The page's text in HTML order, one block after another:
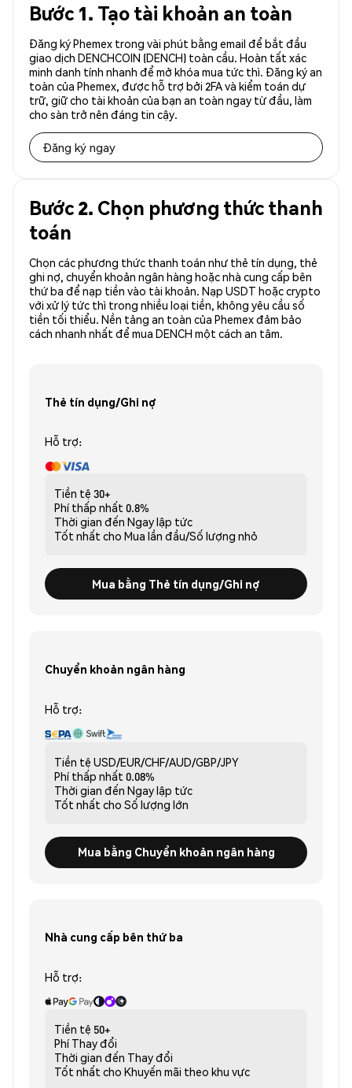
Bước 1. Tạo tài khoản an toàn
Đăng ký Phemex trong vài phút bằng email để bắt đầu
giao dịch DENCHCOIN (DENCH) toàn cầu. Hoàn tất xác
minh danh tính nhanh để mở khóa mua tức thì. Đăng ký an
toàn của Phemex, được hỗ trợ bởi 2FA và kiểm toán dự
trữ, giữ cho tài khoản của bạn an toàn ngay từ đầu, làm
cho sàn trở nên đáng tin cậy.
Đăng ký ngay
Bước 2. Chọn phương thức thanh
toán
Chọn các phương thức thanh toán như thẻ tín dụng, thẻ
ghi nợ, chuyển khoản ngân hàng hoặc nhà cung cấp bên
thứ ba để nạp tiền vào tài khoản. Nạp USDT hoặc crypto
với xử lý tức thì trong nhiều loại tiền, không yêu cầu số
tiền tối thiểu. Nền tảng an toàn của Phemex đảm bảo
cách nhanh nhất để mua DENCH một cách an tâm.
Thẻ tín dụng/Ghi nợ
Hỗ trợ:
Tiền tệ 30+
Phí thấp nhất 0.8%
Thời gian đến Ngay lập tức
Tốt nhất cho Mua lần đầu/Số lượng nhỏ
Mua bằng Thẻ tín dụng/Ghi nợ
Chuyển khoản ngân hàng
Hỗ trợ:
Tiền tệ USD/EUR/CHF/AUD/GBP/JPY
Phí thấp nhất 0.08%
Thời gian đến Ngay lập tức
Tốt nhất cho Số lượng lớn
Mua bằng Chuyển khoản ngân hàng
Nhà cung cấp bên thứ ba
Hỗ trợ:
Tiền tệ 50+
Phí Thay đổi
Thời gian đến Thay đổi
Tốt nhất cho Khuyến mãi theo khu vực